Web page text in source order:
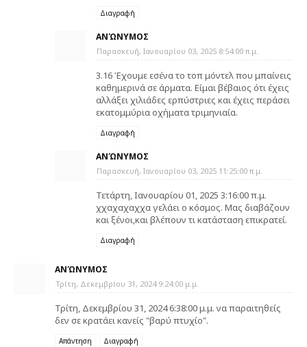
Διαγραφή
ΑΝΏΝΥΜΟΣ
Παρασκευή, Ιανουαρίου 03, 2025 8:54:00 π.μ.
3.16 Έχουμε εσένα το τοπ μόντελ που μπαίνεις
καθημερινά σε άρματα. Είμαι βέβαιος ότι έχεις
αλλάξει χιλιάδες ερπύστριες και έχεις περάσει
εκατομμύρια οχήματα τριμηνιαία.
Διαγραφή
ΑΝΏΝΥΜΟΣ
Παρασκευή, Ιανουαρίου 03, 2025 11:25:00 π.μ.
Τετάρτη, Ιανουαρίου 01, 2025 3:16:00 π.μ.
χχαχαχαχχα γελάει ο κόσμος. Μας διαβάζουν
και ξένοι,και βλέπουν τι κατάσταση επικρατεί.
Διαγραφή
ΑΝΏΝΥΜΟΣ
Τρίτη, Δεκεμβρίου 31, 2024 9:24:00 μ.μ.
Τρίτη, Δεκεμβρίου 31, 2024 6:38:00 μ.μ. να παραιτηθείς
δεν σε κρατάει κανείς "βαρύ πτυχίο".
Απάντηση Διαγραφή